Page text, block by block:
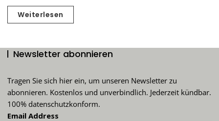
Weiterlesen
Newsletter abonnieren
Tragen Sie sich hier ein, um unseren Newsletter zu
abonnieren. Kostenlos und unverbindlich. Jederzeit kündbar.
100% datenschutzkonform.
Email Address